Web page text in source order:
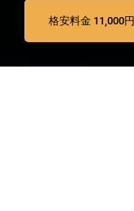
格安料金 11,000円